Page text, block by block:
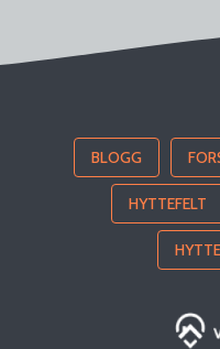
BLOGG
HYTTEFELT